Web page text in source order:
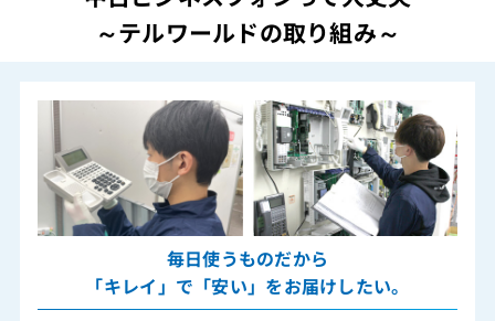
～テルワールドの取り組み～
毎日使うものだから
「キレイ」で「安い」をお届けしたい。